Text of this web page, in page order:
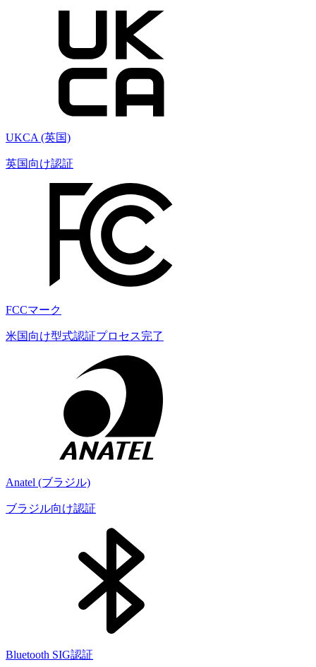
UKCA (英国)
英国向け認証
FCCマーク
米国向け型式認証プロセス完了
Anatel (ブラジル)
ブラジル向け認証
Bluetooth SIG認証